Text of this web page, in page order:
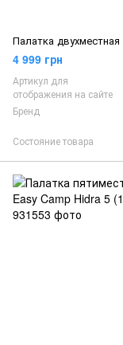
4 999 грн
Артикул для
отображения на сайте
Бренд
Состояние товара